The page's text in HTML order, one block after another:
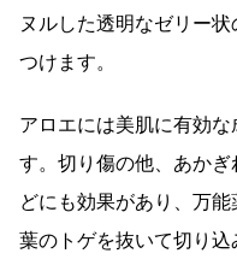
ヌルした透明なゼリー
つけます。
アロエには美肌に有効
す。切り傷の他、あか
どにも効果があり、万
葉のトゲを抜いて切り